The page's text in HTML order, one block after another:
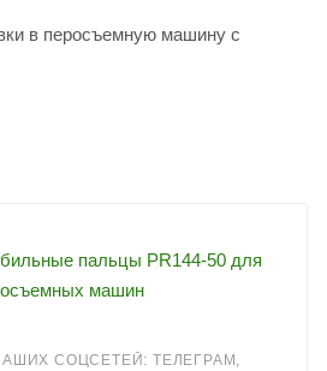
в перосъемную машину с
СОЦСЕТЕЙ: ТЕЛЕГРАМ,